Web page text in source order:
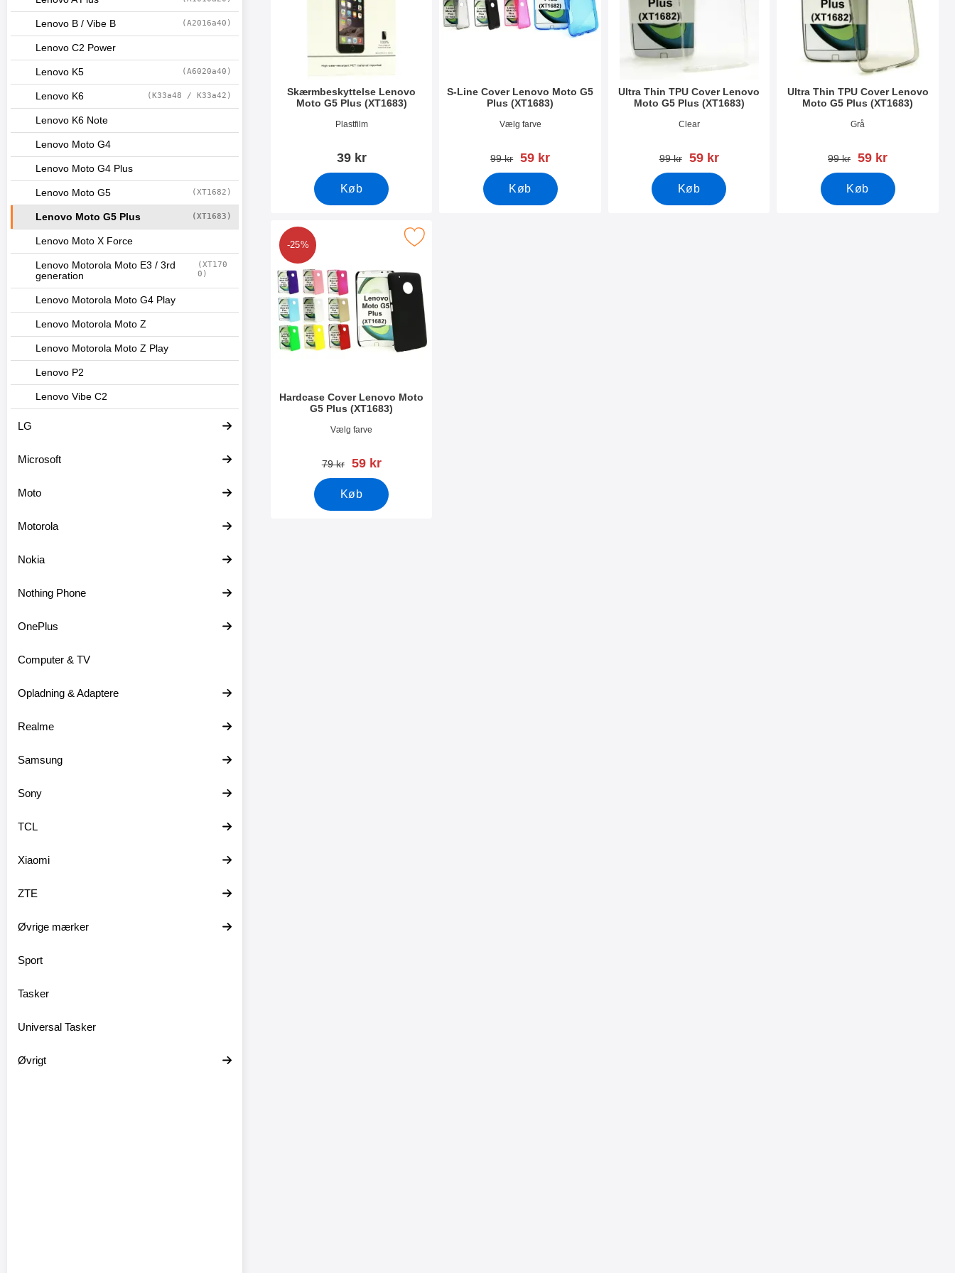
Lenovo B / Vibe B (A2016a40)
Lenovo C2 Power
Lenovo K5 (A6020a40)
Lenovo K6 (K33a48 / K33a42)
Lenovo K6 Note
Lenovo Moto G4
Lenovo Moto G4 Plus
Lenovo Moto G5 (XT1682)
Lenovo Moto G5 Plus (XT1683)
Lenovo Moto X Force
Lenovo Motorola Moto E3 / 3rd
generation
(XT170
0)
Lenovo Motorola Moto G4 Play
Lenovo Motorola Moto Z
Lenovo Motorola Moto Z Play
Lenovo P2
Lenovo Vibe C2
LG
Microsoft
Moto
Motorola
Nokia
Nothing Phone
OnePlus
Computer & TV
Opladning & Adaptere
Realme
Samsung
Sony
TCL
Xiaomi
ZTE
Øvrige mærker
Sport
Tasker
Universal Tasker
Øvrigt
Skærmbeskyttelse Lenovo
Moto G5 Plus (XT1683)
Varenr 21970Plastfilm
39 kr
Køb
S-Line Cover Lenovo Moto G5
Plus (XT1683)
Varenr 21584Vælg farve
pris
99 kr pris
59 kr
Køb
Ultra Thin TPU Cover Lenovo
Moto G5 Plus (XT1683)
Clear
pris
99 kr pris
59 kr
Køb
Ultra Thin TPU Cover Lenovo
Moto G5 Plus (XT1683)
Grå
pris
99 kr pris
59 kr
Køb
-25%
Hardcase Cover Lenovo Moto
G5 Plus (XT1683)
Varenr 22075Vælg farve
pris
79 kr pris
59 kr
Køb
Marker hardcase Cover Lenovo Moto G5 Plus (XT1683) som favorit